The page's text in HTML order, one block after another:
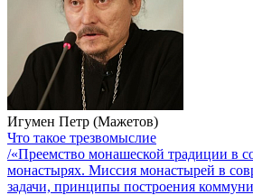
Игумен Петр (Мажетов)
Что такое трезвомыслие
/«Преемство монашеской традиции в
монастырях. Миссия монастырей в
задачи, принципы построения